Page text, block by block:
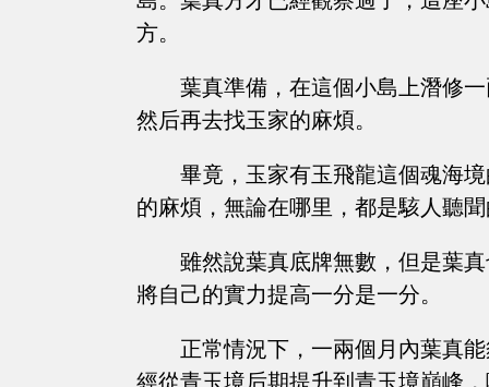
方。
葉真準備，在這個小島上潛修
然后再去找玉家的麻煩。
畢竟，玉家有玉飛龍這個魂海
的麻煩，無論在哪里，都是駭人聽
雖然說葉真底牌無數，但是葉
將自己的實力提高一分是一分。
正常情況下，一兩個月內葉真
經從青玉境后期提升到青玉境巔峰